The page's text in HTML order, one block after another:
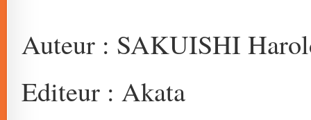
Auteur : SAKUISHI
Editeur : Akata